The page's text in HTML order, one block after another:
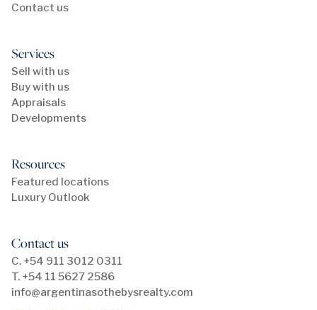
Contact us
Services
Sell with us
Buy with us
Appraisals
Developments
Resources
Featured locations
Luxury Outlook
Contact us
C. +54 911 3012 0311
T. +54 11 5627 2586
info@argentinasothebysrealty.com